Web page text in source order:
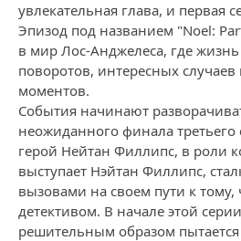
увлекательная глава, и первая
Эпизод под названием "Noel:
в мир Лос-Анджелеса, где
поворотов, интересных
моментов.
События начинают
неожиданного финала третьего
герой Нейтан Филлипс, в роли
выступает Нэйтан Филлипс,
вызовами на своем пути к
детективом. В начале этой
решительным образом пытается